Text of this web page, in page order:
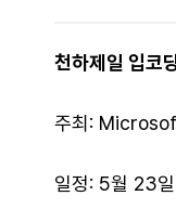
천하제일 입코
주최:
일정: 5월 23